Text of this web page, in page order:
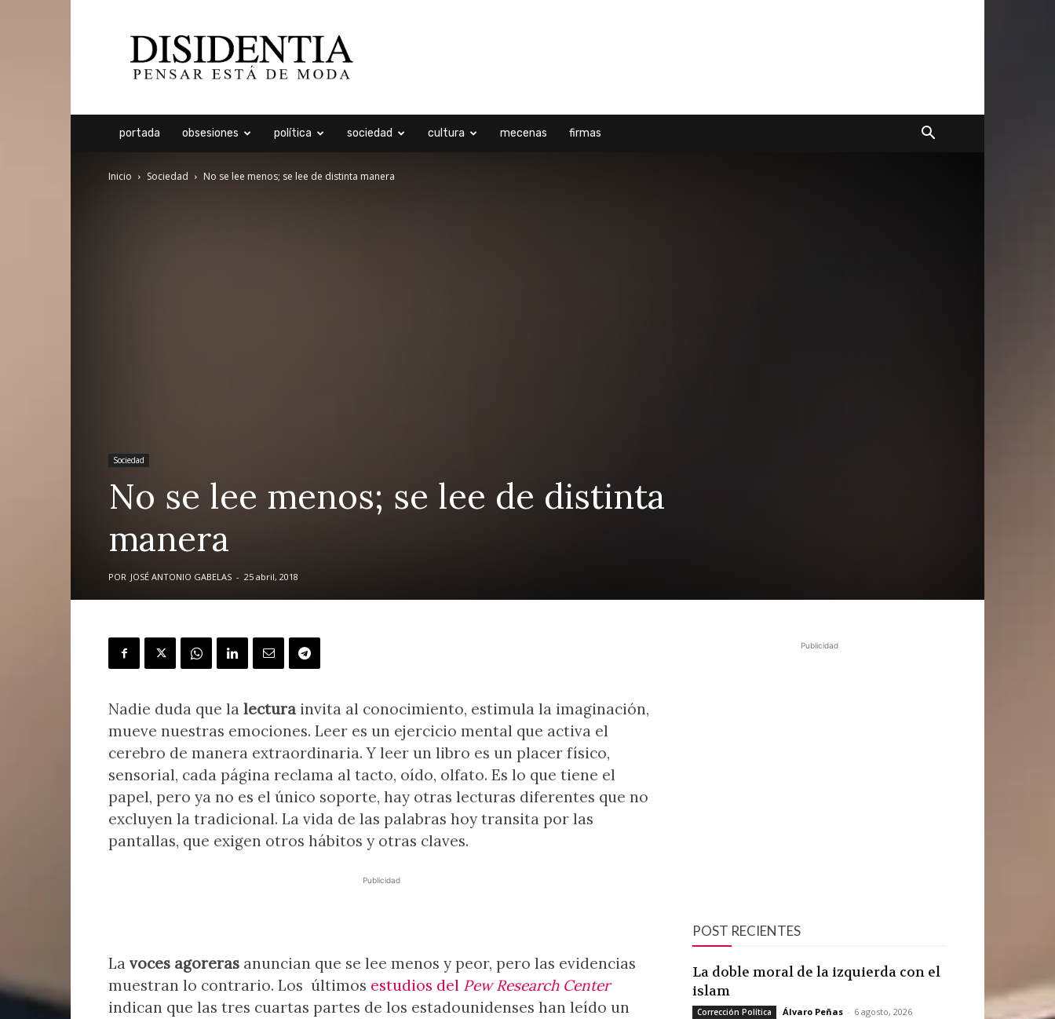
portada obsesiones política sociedad cultura mecenas firmas
Inicio Sociedad No se lee menos; se lee de distinta manera
Sociedad
No se lee menos; se lee de distinta
manera
POR JOSÉ ANTONIO GABELAS - 25 abril, 2018
Nadie duda que la lectura invita al conocimiento, estimula la imaginación,
mueve nuestras emociones. Leer es un ejercicio mental que activa el
cerebro de manera extraordinaria. Y leer un libro es un placer físico,
sensorial, cada página reclama al tacto, oído, olfato. Es lo que tiene el
papel, pero ya no es el único soporte, hay otras lecturas diferentes que no
excluyen la tradicional. La vida de las palabras hoy transita por las
pantallas, que exigen otros hábitos y otras claves.
Publicidad
La voces agoreras anuncian que se lee menos y peor, pero las evidencias
muestran lo contrario. Los últimos estudios del Pew Research Center
indican que las tres cuartas partes de los estadounidenses han leído un
Publicidad
POST RECIENTES
La doble moral de la izquierda con el
islam
Corrección Política Álvaro Peñas - 6 agosto, 2026